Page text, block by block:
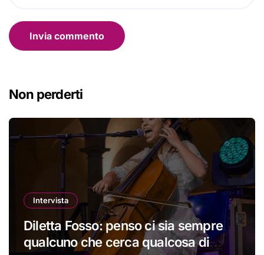
Non perderti
Intervista
Diletta Fosso: penso ci sia sempre
qualcuno che cerca qualcosa di